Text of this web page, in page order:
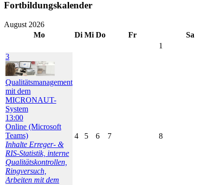
Fortbildungskalender
August 2026
Mo
Di Mi Do Fr
Sa
1
3
Qualitätsmanagement
mit dem
MICRONAUT-
System
13:00
Online (Microsoft
Teams)
Inhalte Erreger- &
RIS-Statistik, interne
Qualitätskontrollen,
Ringversuch,
Arbeiten mit dem
4 5 6 7 8